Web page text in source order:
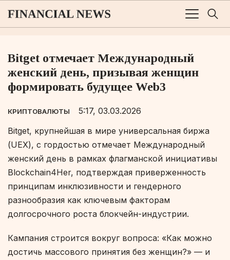
Bitget отмечает Международный
женский день, призывая женщин
формировать будущее Web3
КРИПТОВАЛЮТЫ
5:17, 03.03.2026
Bitget, крупнейшая в мире универсальная биржа
(UEX), с гордостью отмечает Международный
женский день в рамках флагманской инициативы
Blockchain4Her, подтверждая приверженность
принципам инклюзивности и гендерного
разнообразия как ключевым факторам
долгосрочного роста блокчейн-индустрии.
Кампания строится вокруг вопроса: «Как можно
достичь массового принятия без женщин?» — и